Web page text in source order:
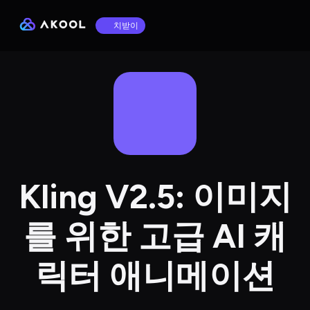
치받이
Kling V2.5: 이미지
를 위한 고급 AI 캐
릭터 애니메이션